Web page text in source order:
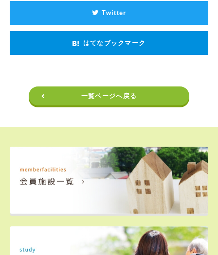
Twitter
はてなブックマーク
一覧ページへ戻る